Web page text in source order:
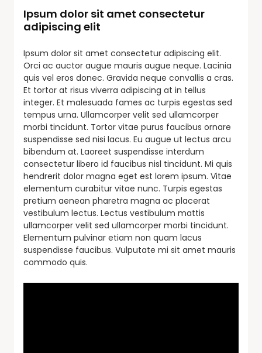
Ipsum dolor sit amet consectetur
adipiscing elit
Ipsum dolor sit amet consectetur adipiscing elit.
Orci ac auctor augue mauris augue neque. Lacinia
quis vel eros donec. Gravida neque convallis a cras.
Et tortor at risus viverra adipiscing at in tellus
integer. Et malesuada fames ac turpis egestas sed
tempus urna. Ullamcorper velit sed ullamcorper
morbi tincidunt. Tortor vitae purus faucibus ornare
suspendisse sed nisi lacus. Eu augue ut lectus arcu
bibendum at. Laoreet suspendisse interdum
consectetur libero id faucibus nisl tincidunt. Mi quis
hendrerit dolor magna eget est lorem ipsum. Vitae
elementum curabitur vitae nunc. Turpis egestas
pretium aenean pharetra magna ac placerat
vestibulum lectus. Lectus vestibulum mattis
ullamcorper velit sed ullamcorper morbi tincidunt.
Elementum pulvinar etiam non quam lacus
suspendisse faucibus. Vulputate mi sit amet mauris
commodo quis.